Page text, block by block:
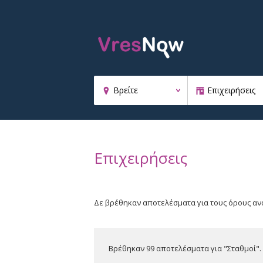
Επιχειρήσεις
Δε βρέθηκαν αποτελέσματα για τους όρους
Βρέθηκαν 99 αποτελέσματα για "Σταθμοί".